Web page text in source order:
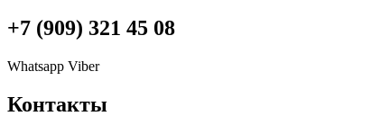
+7 (909) 321 45 08
Whatsapp Viber
Контакты